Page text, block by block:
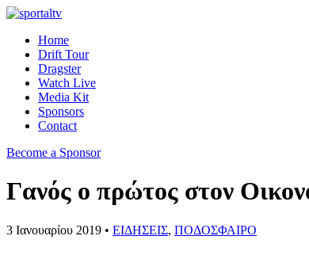
Home
Drift Tour
Dragster
Watch Live
Media Kit
Sponsors
Contact
Become a Sponsor
Γανός ο πρώτος στον
3 Ιανουαρίου 2019 • ΕΙΔΗΣΕΙΣ, ΠΟΔΟΣΦΑΙΡΟ